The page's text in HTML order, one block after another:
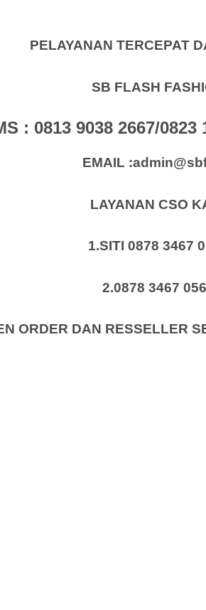
PELAYANAN TERCEPAT
SB FLASH
: 0813 9038 2667/0823
EMAIL
LAYANAN CSO
1.SITI 0878 3467
2.0878 3467
ORDER DAN RESSELLER